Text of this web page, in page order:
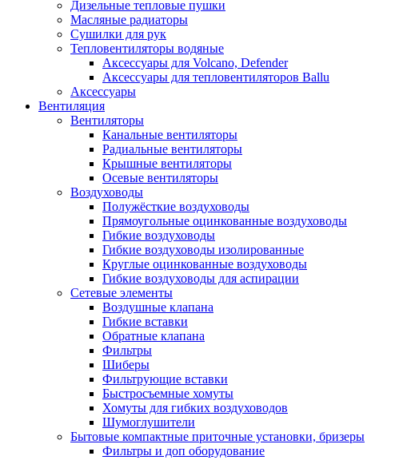
Дизельные тепловые пушки
Масляные радиаторы
Сушилки для рук
Тепловентиляторы водяные
Аксессуары для Volcano, Defender
Аксессуары для тепловентиляторов Ballu
Аксессуары
Вентиляция
Вентиляторы
Канальные вентиляторы
Радиальные вентиляторы
Крышные вентиляторы
Осевые вентиляторы
Воздуховоды
Полужёсткие воздуховоды
Прямоугольные оцинкованные воздуховоды
Гибкие воздуховоды
Гибкие воздуховоды изолированные
Круглые оцинкованные воздуховоды
Гибкие воздуховоды для аспирации
Сетевые элементы
Воздушные клапана
Гибкие вставки
Обратные клапана
Фильтры
Шиберы
Фильтрующие вставки
Быстросъемные хомуты
Хомуты для гибких воздуховодов
Шумоглушители
Бытовые компактные приточные установки, бризеры
Фильтры и доп оборудование